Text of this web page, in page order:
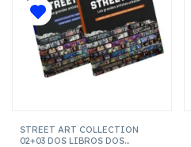
STREET ART COLLECTION
02+03 DOS LIBROS DOS